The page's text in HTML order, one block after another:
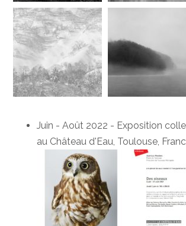
Juin - Août 2022 - Exposition
au Château d'Eau, Toulouse,